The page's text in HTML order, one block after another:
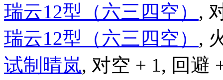
瑞云12型（六三四空） ,
瑞云12型（六三四空） ,
试制晴岚, 对空 + 1, 回避